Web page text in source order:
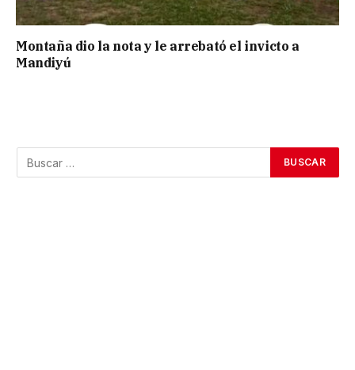
Montaña dio la nota y le arrebató el invicto a
Mandiyú